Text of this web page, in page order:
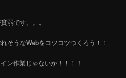
弱です。。。
そうなWebをコツコツつくろう！！
ン作業じゃないか！！！！